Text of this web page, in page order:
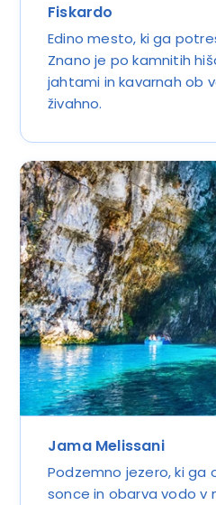
Fiskardo
Edino mesto, ki ga
Znano je po kamnitih
jahtami in kavarnah ob
živahno.
Jama Melissani
Podzemno jezero, ki ga
sonce in obarva vodo v